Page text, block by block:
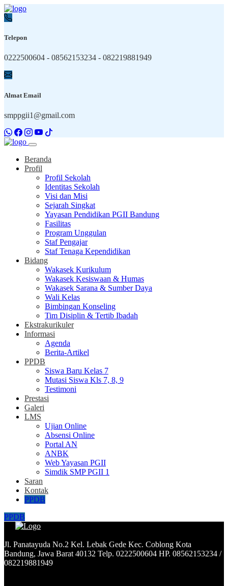
Telepon
0222500604 - 08562153234 - 082219881949
Almat Email
smppgii1@gmail.com
Beranda
Profil
Profil Sekolah
Identitas Sekolah
Visi dan Misi
Sejarah Singkat
Yayasan Pendidikan PGII Bandung
Fasilitas
Program Unggulan
Staf Pengajar
Staf Tenaga Kependidikan
Bidang
Wakasek Kurikulum
Wakasek Kesiswaan & Humas
Wakasek Sarana & Sumber Daya
Wali Kelas
Bimbingan Konseling
Tim Disiplin & Tertib Ibadah
Ekstrakurikuler
Informasi
Agenda
Berita-Artikel
PPDB
Siswa Baru Kelas 7
Mutasi Siswa Kls 7, 8, 9
Testimoni
Prestasi
Galeri
LMS
Ujian Online
Absensi Online
Portal AN
ANBK
Web Yayasan PGII
Simdik SMP PGII 1
Saran
Kontak
PPDB
PPDB
Jl. Panatayuda No.2 Kel. Lebak Gede Kec. Coblong Kota
Bandung, Jawa Barat 40132 Telp. 0222500604 HP. 08562153234 /
082219881949